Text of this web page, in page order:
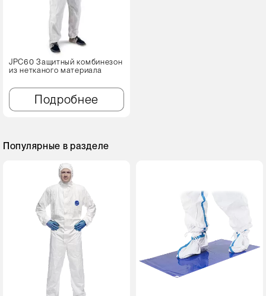
JPC60 Защитный комбинезон
из нетканого материала
Подробнее
Популярные в разделе